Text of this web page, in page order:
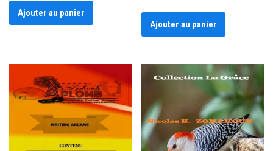
Ajouter au panier
Ajouter au panier